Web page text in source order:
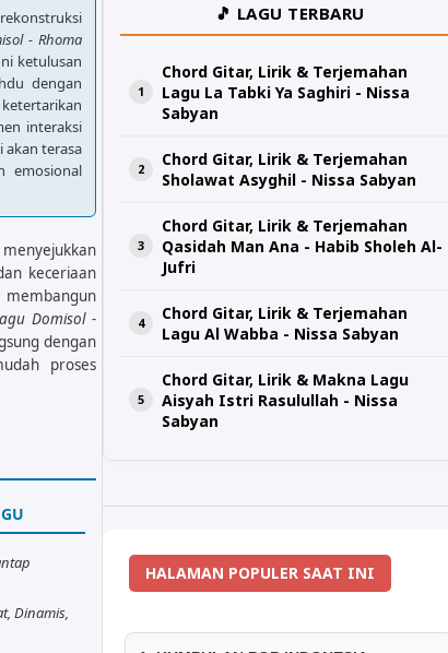
- Rhoma
ketulusan
dengan
interaksi
akan terasa
emosional
keceriaan
Domisol -
dengan
proses
Dinamis,
🎵 LAGU TERBARU
Chord Gitar, Lirik & Terjemahan
Lagu La Tabki Ya Saghiri - Nissa
Sabyan
Chord Gitar, Lirik & Terjemahan
Sholawat Asyghil - Nissa Sabyan
Chord Gitar, Lirik & Terjemahan
Qasidah Man Ana - Habib Sholeh Al-
Jufri
Chord Gitar, Lirik & Terjemahan
Lagu Al Wabba - Nissa Sabyan
Chord Gitar, Lirik & Makna Lagu
Aisyah Istri Rasulullah - Nissa
Sabyan
HALAMAN POPULER SAAT INI